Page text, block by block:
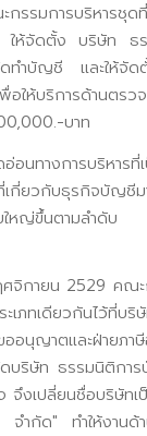
รรมการบริหารชุ
ห้จัดตั้ง บริษัท ธ
จัดทำบัญชี และใ
ให้บริการด้านตร
บาท
อ่อนทางการบริหา
เกี่ยวกับธุรกิจบัญชี
ใหญ่ขึ้นตามลำดับ
จิกายน 2529 คณะ
ะเภทเดียวกันไว้ที่
ออนุญาตและฝ่ายภ
ริษัท ธรรมนิติกา
งเปลี่ยนชื่อบริษัท
จำกัด" ทำให้งานด้